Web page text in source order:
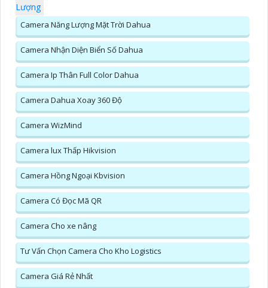
Lượng
Camera Năng Lượng Mặt Trời Dahua
Camera Nhận Diện Biển Số Dahua
Camera Ip Thân Full Color Dahua
Camera Dahua Xoay 360 Độ
Camera WizMind
Camera lux Thấp Hikvision
Camera Hồng Ngoại Kbvision
Camera Có Đọc Mã QR
Camera Cho xe nâng
Tư Vấn Chọn Camera Cho Kho Logistics
Camera Giá Rẻ Nhất